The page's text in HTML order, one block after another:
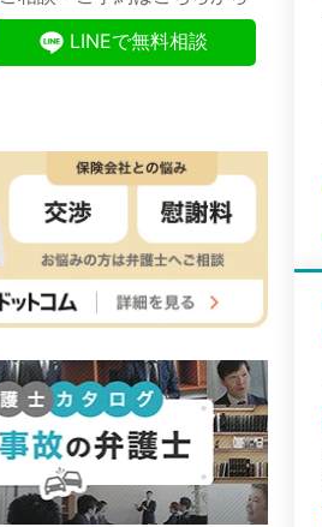
LINEで無料相談